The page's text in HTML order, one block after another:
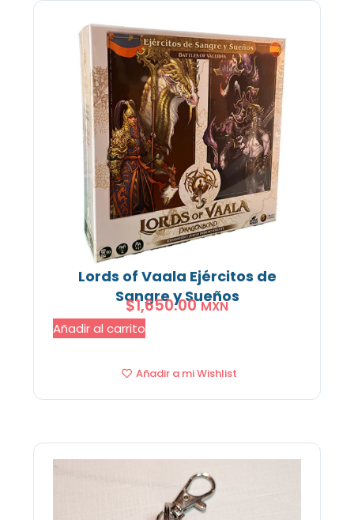
Lords of Vaala Ejércitos de
Sangre y Sueños
$1,650.00 MXN
Añadir al carrito
Añadir a mi Wishlist